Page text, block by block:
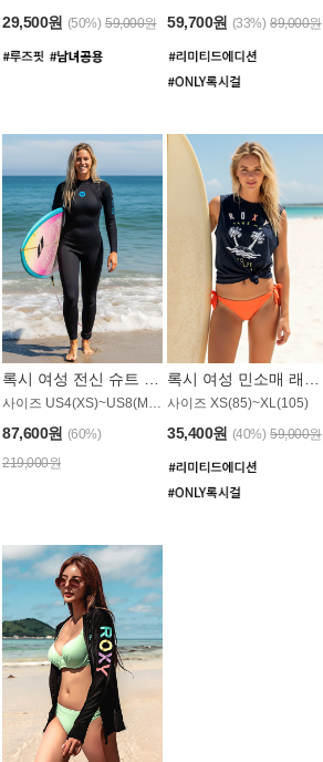
29,500원 (50%) 59,000원 59,700원 (33%) 89,000원
87,600원 (60%)
219,000원
사이즈 XS(85)~XL(105)
35,400원 (40%) 59,000원